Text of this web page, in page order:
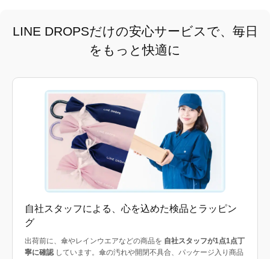
LINE DROPSだけの安心サービスで、毎日
をもっと快適に
自社スタッフによる、心を込めた検品とラッピン
グ
出荷前に、傘やレインウエアなどの商品を 自社スタッフが1点1点丁
寧に確認しています。傘の汚れや開閉不具合、パッケージ入り商品